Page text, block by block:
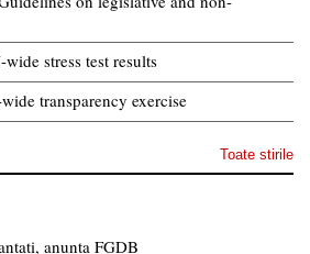
stress test results
transparency exercise
Toate stirile
anunta FGDB